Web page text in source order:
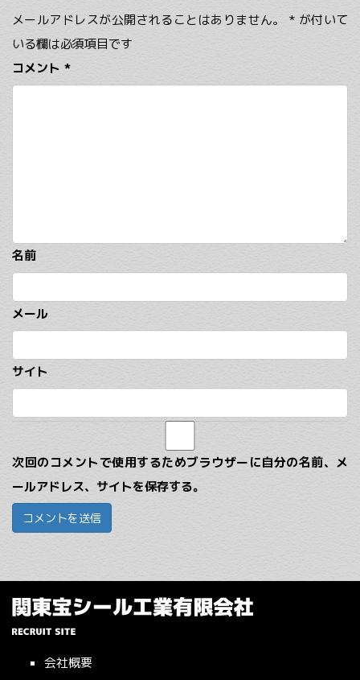
メールアドレスが公開されることはありません。 * が付いて
いる欄は必須項目です
コメント *
名前
メール
サイト
次回のコメントで使用するためブラウザーに自分の名前、メ
ールアドレス、サイトを保存する。
会社概要